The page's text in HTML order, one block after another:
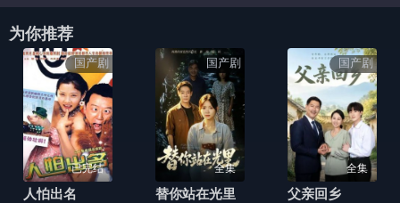
为你推荐
国产剧
已完结
人怕出名
国产剧
全集
替你站在光里
国产剧
全集
父亲回乡